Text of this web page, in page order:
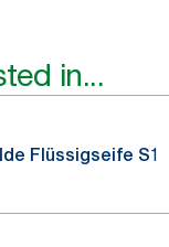
in...
Flüssigseife S1